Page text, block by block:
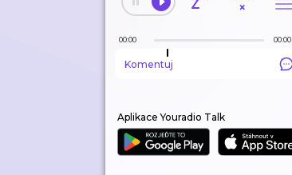
×
00:00 00:00
Komentuj
Aplikace Youradio Talk